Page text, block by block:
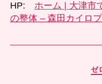
HP: ホーム | 大津市
の整体 – 森田カイロ
ゼ